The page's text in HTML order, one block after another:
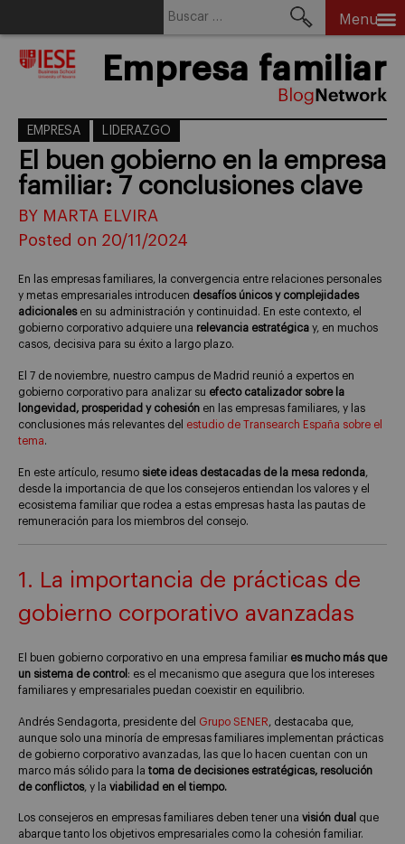
Menu
Empresa familiar
EMPRESA LIDERAZGO
El buen gobierno en la empresa
familiar: 7 conclusiones clave
BY MARTA ELVIRA
Posted on 20/11/2024
En las empresas familiares, la convergencia entre relaciones personales
y metas empresariales introducen desafíos únicos y complejidades
adicionalesen su administración y continuidad. En este contexto, el
gobierno corporativo adquiere una relevancia estratégica y, en muchos
casos, decisiva para su éxito a largo plazo.
El 7 de noviembre, nuestro campus de Madrid reunió a expertos en
gobierno corporativo para analizar su efecto catalizador sobre la
longevidad, prosperidad y cohesión en las empresas familiares, y las
conclusiones más relevantes del estudio de Transearch España sobre el
tema.
En este artículo, resumo siete ideas destacadas de la mesa redonda,
desde la importancia de que los consejeros entiendan los valores y el
ecosistema familiar que rodea a estas empresas hasta las pautas de
remuneración para los miembros del consejo.
1. La importancia de prácticas de
gobierno corporativo avanzadas
El buen gobierno corporativo en una empresa familiar es mucho más que
un sistema de control : es el mecanismo que asegura que los intereses
familiares y empresariales puedan coexistir en equilibrio.
Andrés Sendagorta, presidente del Grupo SENER, destacaba que,
aunque solo una minoría de empresas familiares implementan prácticas
de gobierno corporativo avanzadas, las que lo hacen cuentan con un
marco más sólido para la toma de decisiones estratégicas, resolución
de conflictos, y la viabilidad en el tiempo.
Los consejeros en empresas familiares deben tener una visión dual que
abarque tanto los objetivos empresariales como la cohesión familiar.